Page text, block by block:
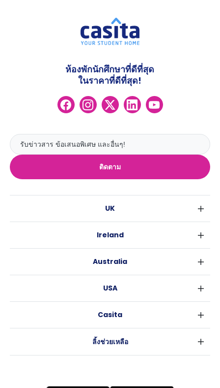
ติดตาม
ห้องพักนักศึกษาที่ดีที่สุด
ในราคาที่ดีที่สุด!
UK
กลาสโกว
เอดินเบอระ
ลีดส์
บริสโทล
คาร์ดิฟ
Ireland
Australia
บริสเบน
อะเดลายด์
USA
แอตแลนตา
Casita
ลิ้งช่วยเหลือ